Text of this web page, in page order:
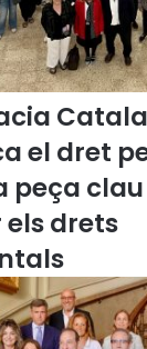
r
e
s
e
n
t
a
p
e
G
J
el dret
peça
drets